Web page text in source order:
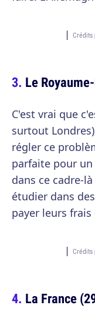
Crédits
Le
C'est vrai que
surtout
régler ce
parfaite pour un
dans ce cadre-
étudier dans
payer leurs
Crédits
La France